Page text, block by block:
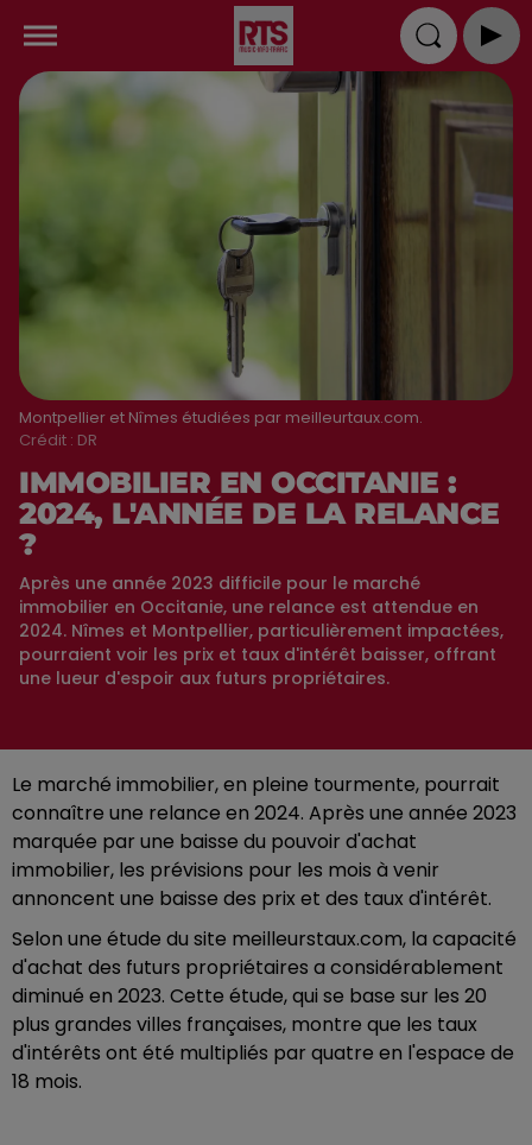
Montpellier et Nîmes étudiées par meilleurtaux.com.
Crédit : DR
IMMOBILIER EN OCCITANIE :
2024, L'ANNÉE DE LA RELANCE
?
Après une année 2023 difficile pour le marché
immobilier en Occitanie, une relance est attendue en
2024. Nîmes et Montpellier, particulièrement impactées,
pourraient voir les prix et taux d'intérêt baisser, offrant
une lueur d'espoir aux futurs propriétaires.
Le marché immobilier, en pleine tourmente, pourrait
connaître une relance en 2024. Après une année 2023
marquée par une baisse du pouvoir d'achat
immobilier, les prévisions pour les mois à venir
annoncent une baisse des prix et des taux d'intérêt.
Selon une étude du site meilleurstaux.com, la capacité
d'achat des futurs propriétaires a considérablement
diminué en 2023. Cette étude, qui se base sur les 20
plus grandes villes françaises, montre que les taux
d'intérêts ont été multipliés par quatre en l'espace de
18 mois.